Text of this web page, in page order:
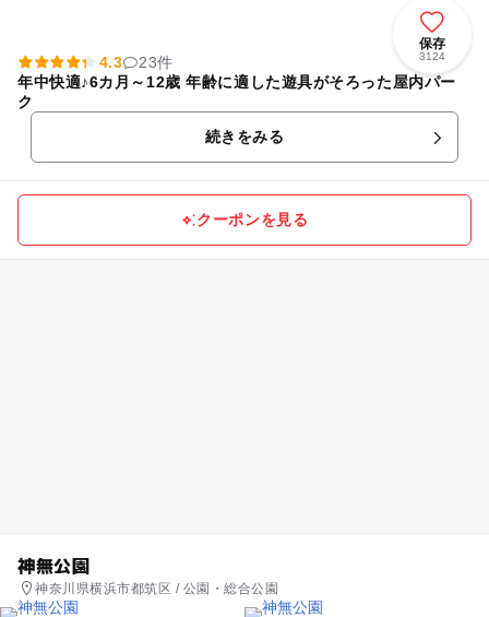
保存
3124
4.3
23件
年中快適♪6カ月～12歳 年齢に適した遊具がそろった屋内パー
ク
続きをみる
クーポンを見る
神無公園
神奈川県横浜市都筑区 / 公園・総合公園